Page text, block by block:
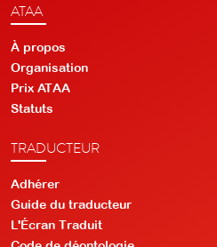
ATAA
À propos
Organisation
Prix ATAA
Statuts
TRADUCTEUR
Adhérer
Guide du traducteur
L'Écran Traduit